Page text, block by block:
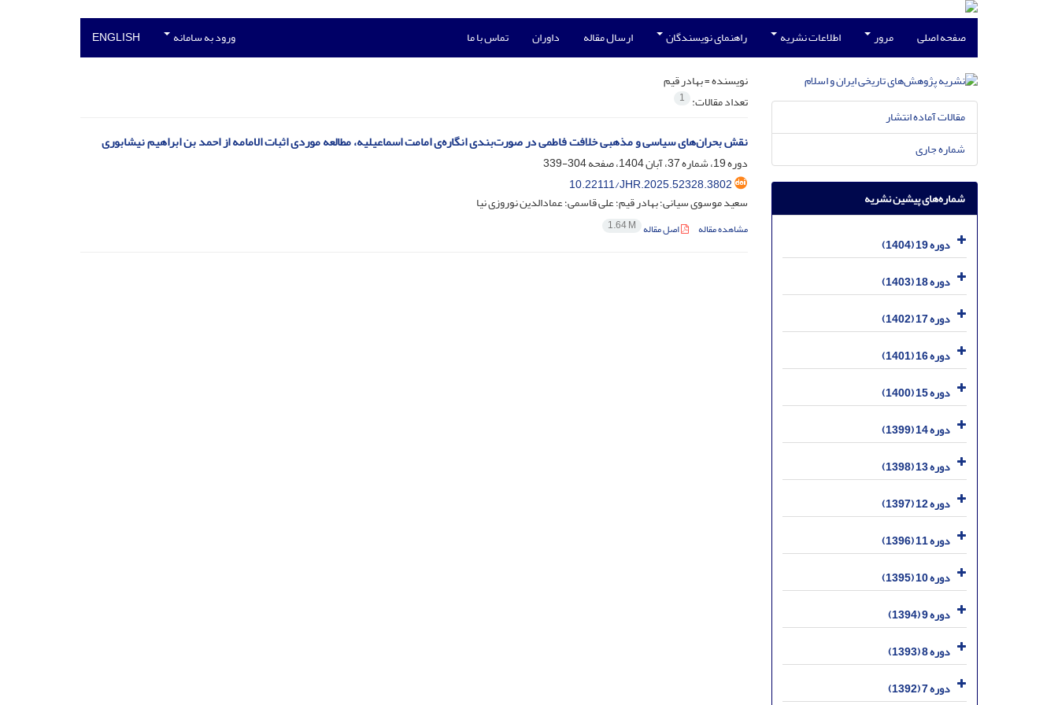
صفحه اصلی مرور اطلاعات نشریه راهنمای نویسندگان ارسال مقاله داوران تماس با ما ورود به سامانه ENGLISH
نویسنده =بهادر قیم
تعداد مقالات: 1
نقش بحران‌های سیاسی و مذهبی خلافت فاطمی در صور‌ت‌بندی انگاره‌ی امامت اسماعیلیه، مطالعه موردی اثبات الامامه از احمد بن ابراهیم نیشابوری
دوره 19، شماره 37، آبان 1404، صفحه
304-339
10.22111/JHR.2025.52328.3802
سعید موسوی سیانی؛ بهادر قیم؛ علی قاسمی؛ عمادالدین نوروزی نیا
مشاهده مقاله اصل مقاله 1.64 M
مقالات آماده انتشار
شماره جاری
شماره‌های پیشین نشریه
دوره 19 (1404)
دوره 18 (1403)
دوره 17 (1402)
دوره 16 (1401)
دوره 15 (1400)
دوره 14 (1399)
دوره 13 (1398)
دوره 12 (1397)
دوره 11 (1396)
دوره 10 (1395)
دوره 9 (1394)
دوره 8 (1393)
دوره 7 (1392)